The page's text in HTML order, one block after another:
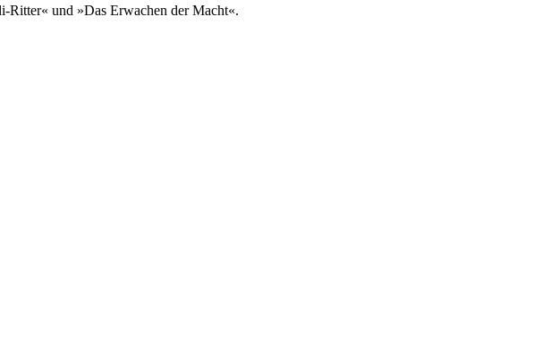
Ritter« und »Das Erwachen der Macht«.